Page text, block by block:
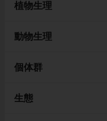
植物生理
動物生理
個体群
生態